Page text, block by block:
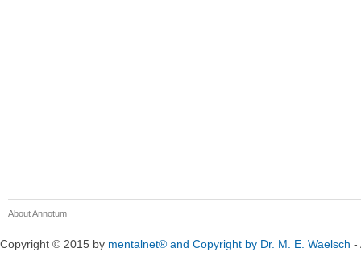
About Annotum
Copyright © 2015 by mentalnet® and Copyright by Dr. M. E. Waelsch -